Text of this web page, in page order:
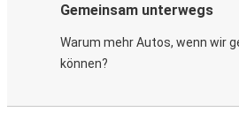
Gemeinsam unterwegs
Warum mehr Autos, wenn wir
können?